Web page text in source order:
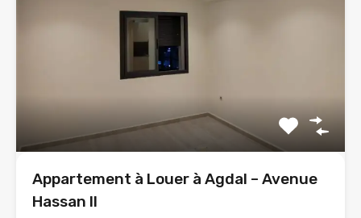
Appartement à Louer à Agdal – Avenue
Hassan II